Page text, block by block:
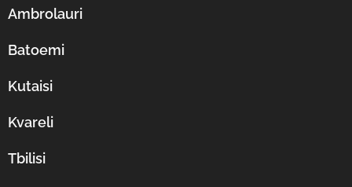
Ambrolauri
Batoemi
Kutaisi
Kvareli
Tbilisi